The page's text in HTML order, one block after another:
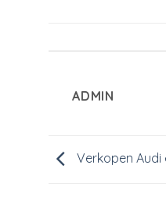
ADMIN
Verkopen